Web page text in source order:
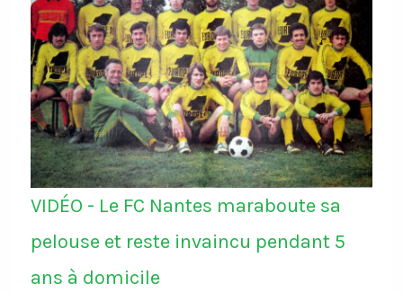
VIDÉO - Le FC Nantes maraboute sa
pelouse et reste invaincu pendant 5
ans à domicile